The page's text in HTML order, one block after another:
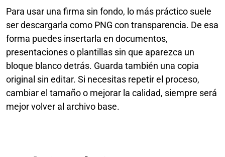
Para usar una firma sin fondo, lo más práctico suele
ser descargarla como PNG con transparencia. De esa
forma puedes insertarla en documentos,
presentaciones o plantillas sin que aparezca un
bloque blanco detrás. Guarda también una copia
original sin editar. Si necesitas repetir el proceso,
cambiar el tamaño o mejorar la calidad, siempre será
mejor volver al archivo base.